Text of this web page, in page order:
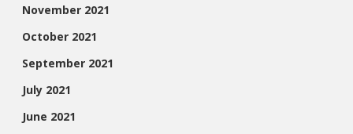
November 2021
October 2021
September 2021
July 2021
June 2021